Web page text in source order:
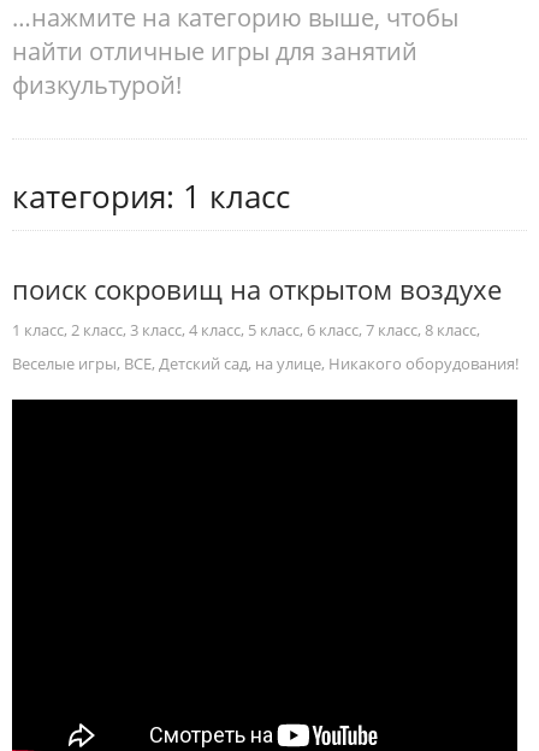
…нажмите на категорию выше, чтобы
найти отличные игры для занятий
физкультурой!
категория: 1 класс
поиск сокровищ на открытом воздухе
1 класс, 2 класс, 3 класс, 4 класс, 5 класс, 6 класс, 7 класс, 8 класс,
Веселые игры, ВСЕ, Детский сад, на улице, Никакого оборудования!